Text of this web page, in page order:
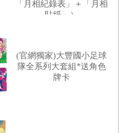
「月相紀錄表」＋「月相
貼紙」）
(官網獨家)大豐國小足球
隊全系列大套組*送角色
牌卡